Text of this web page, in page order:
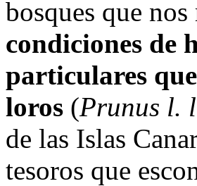
bosques que
condiciones de
particulares
loros (Prunus l.
de las Islas
tesoros que